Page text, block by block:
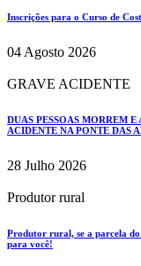
Inscrições para o Curso de
04 Agosto 2026
GRAVE ACIDENTE
DUAS PESSOAS MORREM
ACIDENTE NA PONTE DAS
28 Julho 2026
Produtor rural
Produtor rural, se a parcela do
para você!